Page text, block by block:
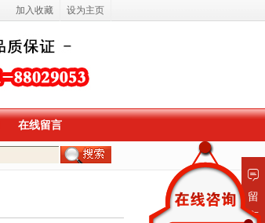
在线留言
加入收藏 设为主页
留
言